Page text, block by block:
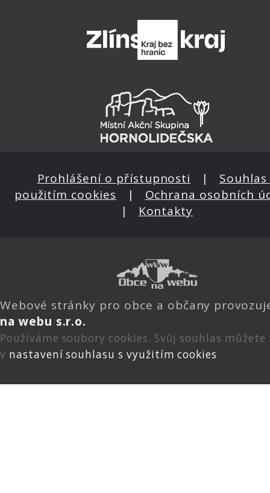
Prohlášení o přístupnosti | Souhlas
použitím cookies | Ochrana osobních
| Kontakty
Webové stránky pro obce a občany
na webu s.r.o.
Používáme soubory cookies. Svůj souhlas
v nastavení souhlasu s využitím cookies.